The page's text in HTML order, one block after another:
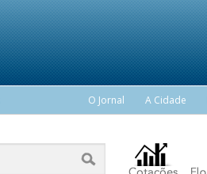
O Jornal A Cidade